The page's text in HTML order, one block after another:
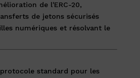
de l'ERC-20,
de jetons sécurisés
numériques et résolvant le
standard pour les